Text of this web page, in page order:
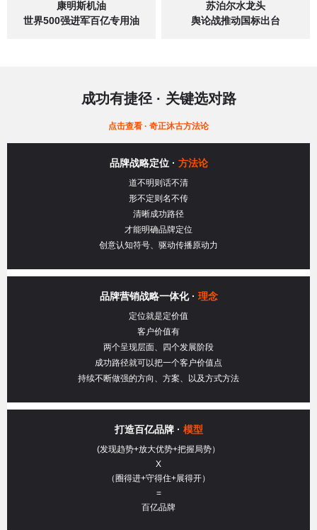
康明斯机油
世界500强进军百亿专用油
苏泊尔水龙头
舆论战推动国标出台
成功有捷径 · 关键选对路
点击查看 · 奇正沐古方法论
品牌战略定位 · 方法论
道不明则话不清
形不定则名不传
清晰成功路径
才能明确品牌定位
创意认知符号、驱动传播原动力
品牌营销战略一体化 · 理念
定位就是定价值
客户价值有
两个呈现层面、四个发展阶段
成功路径就可以把一个客户价值点
持续不断做强的方向、方案、以及方式方法
打造百亿品牌 · 模型
(发现趋势+放大优势+把握局势）
X
（圈得进+守得住+展得开）
=
百亿品牌